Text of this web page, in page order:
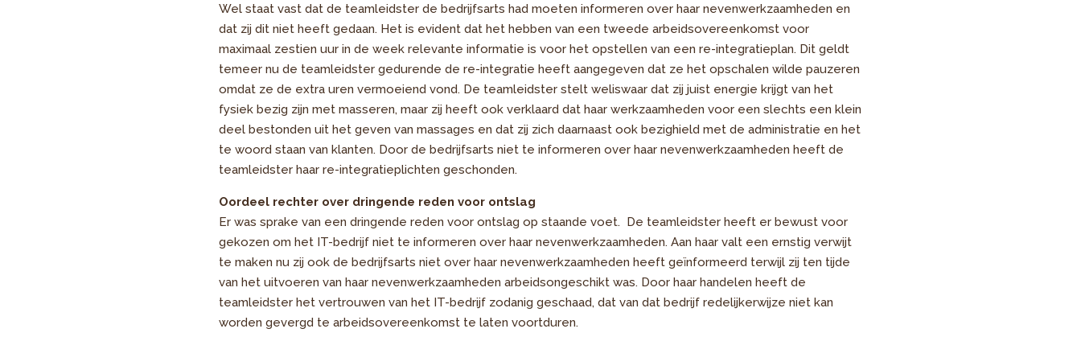
Wel staat vast dat de teamleidster de bedrijfsarts had moeten informeren over haar nevenwerkzaamheden en
dat zij dit niet heeft gedaan. Het is evident dat het hebben van een tweede arbeidsovereenkomst voor
maximaal zestien uur in de week relevante informatie is voor het opstellen van een re-integratieplan. Dit geldt
temeer nu de teamleidster gedurende de re-integratie heeft aangegeven dat ze het opschalen wilde pauzeren
omdat ze de extra uren vermoeiend vond. De teamleidster stelt weliswaar dat zij juist energie krijgt van het
fysiek bezig zijn met masseren, maar zij heeft ook verklaard dat haar werkzaamheden voor een slechts een klein
deel bestonden uit het geven van massages en dat zij zich daarnaast ook bezighield met de administratie en het
te woord staan van klanten. Door de bedrijfsarts niet te informeren over haar nevenwerkzaamheden heeft de
teamleidster haar re-integratieplichten geschonden.
Oordeel rechter over dringende reden voor ontslag
Er was sprake van een dringende reden voor ontslag op staande voet. De teamleidster heeft er bewust voor
gekozen om het IT-bedrijf niet te informeren over haar nevenwerkzaamheden. Aan haar valt een ernstig verwijt
te maken nu zij ook de bedrijfsarts niet over haar nevenwerkzaamheden heeft geïnformeerd terwijl zij ten tijde
van het uitvoeren van haar nevenwerkzaamheden arbeidsongeschikt was. Door haar handelen heeft de
teamleidster het vertrouwen van het IT-bedrijf zodanig geschaad, dat van dat bedrijf redelijkerwijze niet kan
worden gevergd te arbeidsovereenkomst te laten voortduren.